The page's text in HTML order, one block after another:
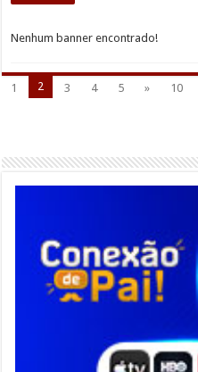
Nenhum banner encontrado!
1 2 3 4 5 » 10